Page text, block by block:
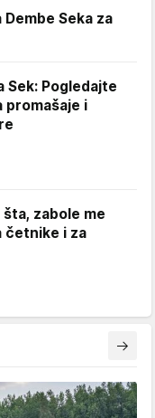
Seka za
Sek: Pogledajte
promašaje i
šta, zabole me
četnike i za